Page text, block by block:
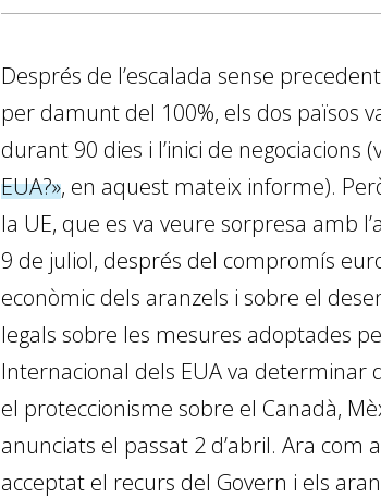
Després de l’escalada sense
per damunt del 100%, els dos països
durant 90 dies i l’inici de negociacions
EUA?», en aquest mateix informe).
la UE, que es va veure sorpresa amb
9 de juliol, després del compromís
econòmic dels aranzels i sobre el
legals sobre les mesures adoptades
Internacional dels EUA va
el proteccionisme sobre el Canadà,
anunciats el passat 2 d’abril. Ara
acceptat el recurs del Govern i els